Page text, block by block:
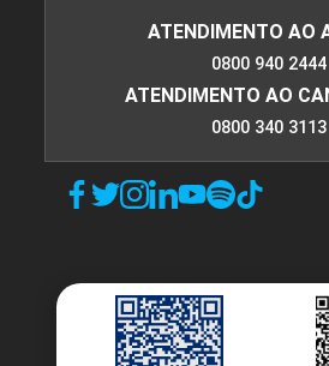
ATENDIMENTO AO
0800 940 2444
ATENDIMENTO AO
0800 340 3113